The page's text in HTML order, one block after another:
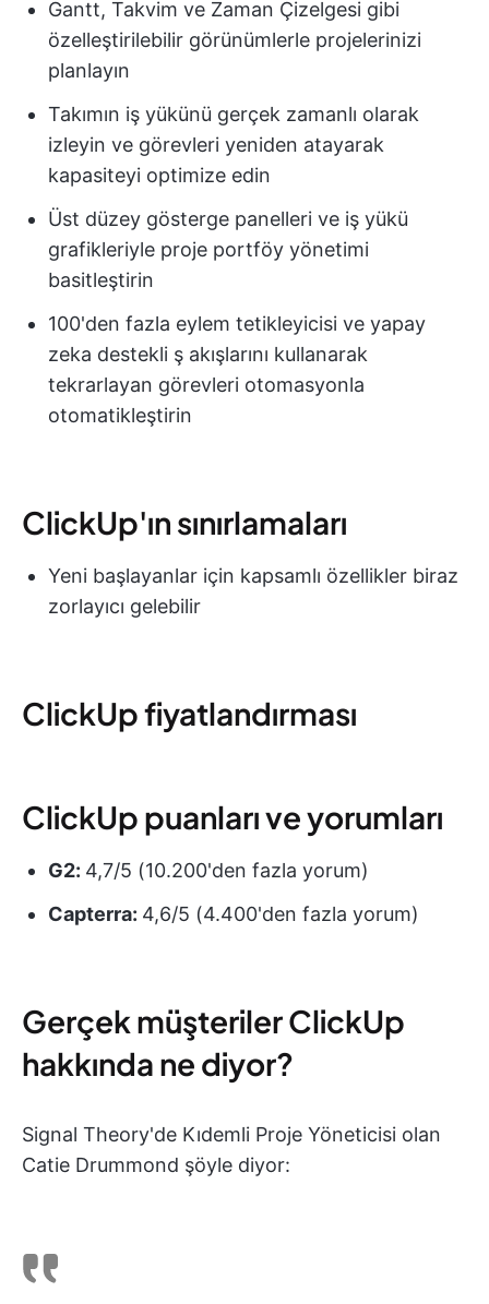
Gantt, Takvim ve Zaman Çizelgesi gibi
özelleştirilebilir görünümlerle projelerinizi
planlayın
Takımın iş yükünü gerçek zamanlı olarak
izleyin ve görevleri yeniden atayarak
kapasiteyi optimize edin
Üst düzey gösterge panelleri ve iş yükü
grafikleriyle proje portföy yönetimi
basitleştirin
100'den fazla eylem tetikleyicisi ve yapay
zeka destekli ş akışlarını kullanarak
tekrarlayan görevleri otomasyonla
otomatikleştirin
ClickUp'ın sınırlamaları
Yeni başlayanlar için kapsamlı özellikler biraz
zorlayıcı gelebilir
ClickUp fiyatlandırması
ClickUp puanları ve yorumları
G2: 4,7/5 (10.200'den fazla yorum)
Capterra: 4,6/5 (4.400'den fazla yorum)
Gerçek müşteriler ClickUp
hakkında ne diyor?
Signal Theory'de Kıdemli Proje Yöneticisi olan
Catie Drummond şöyle diyor: